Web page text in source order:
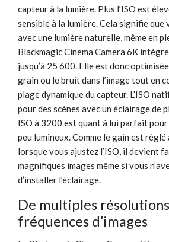
capteur à la lumière. Plus l’ISO est
sensible à la lumière. Cela signifie que
avec une lumière naturelle, même en
Blackmagic Cinema Camera 6K
jusqu’à 25 600. Elle est donc
grain ou le bruit dans l’image tout en
plage dynamique du capteur. L’ISO
pour des scènes avec un éclairage de
ISO à 3200 est quant à lui parfait
peu lumineux. Comme le gain est
lorsque vous ajustez l’ISO, il devient
magnifiques images même si vous
d’installer l’éclairage.
De multiples
fréquences d’images